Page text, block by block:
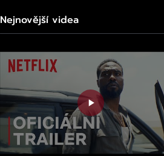
Nejnovější videa